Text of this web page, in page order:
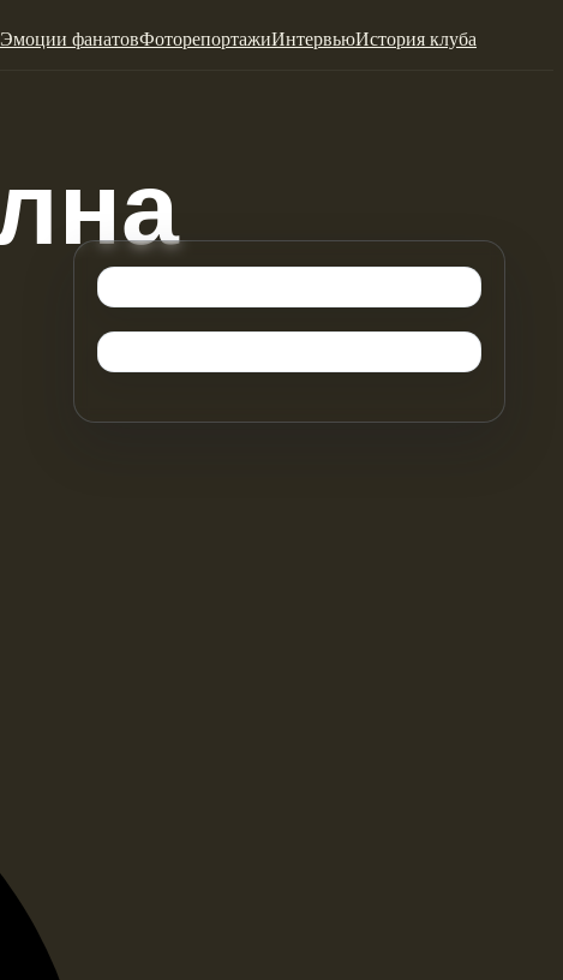
Эмоции фанатовФоторепортажиИнтервьюИстория клуба